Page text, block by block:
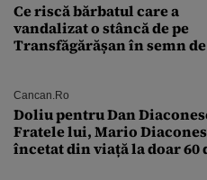
Ce riscă bărbatul care a
vandalizat o stâncă de pe
Transfăgărășan în semn
Cancan.ro
Doliu pentru Dan
Fratele lui, Mario
încetat din viață la doar 60